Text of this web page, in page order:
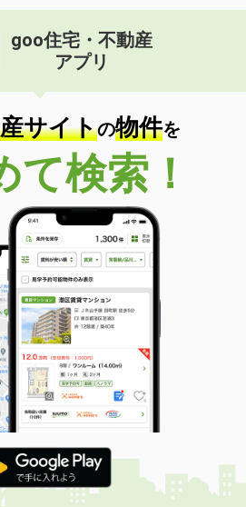
田
248.55m²
1,800万円
宮崎県宮崎市清水２
２種住居
152.26m²
田島
940万円
宮崎県宮崎市佐土原町下田島
無指定
418.99m²
南３
1,900万円
宮崎県宮崎市学園木花台南３
goo住宅・不動産
アプリ
サイトの物件を
て検索！